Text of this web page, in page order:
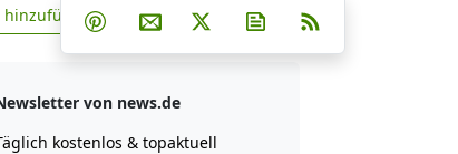
zu Google hinzufügen
hinzufügen Teilen auf Facebook
Teilen auf Whatsapp
Teilen auf Telegram
Teilen auf Pinterest
Per E-Mail teilen
Post auf XNewsletter
von news.de
kostenlos & topaktuell